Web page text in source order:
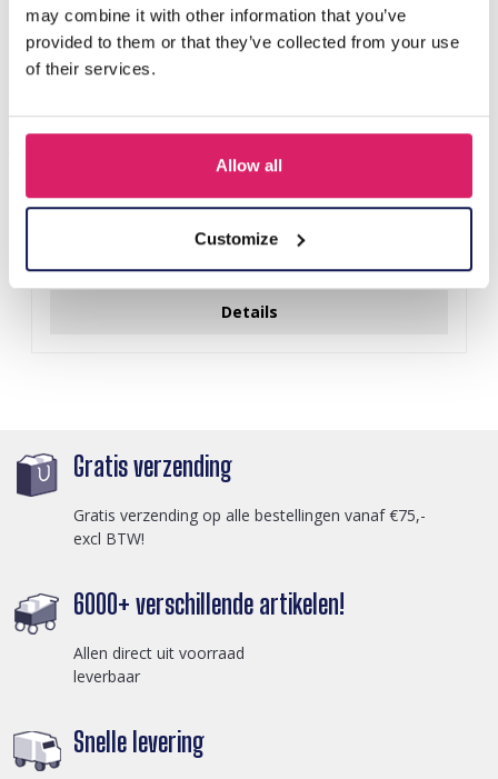
may combine it with other information that you’ve
provided to them or that they’ve collected from your use
of their services.
Allow all
Customize
Login voor prijzen
Details
Gratis verzending
Gratis verzending op alle bestellingen vanaf €75,-
excl BTW!
6000+ verschillende artikelen!
Allen direct uit voorraad
leverbaar
Snelle levering